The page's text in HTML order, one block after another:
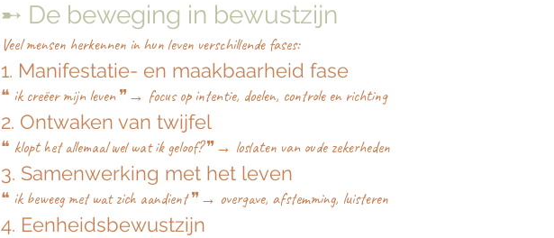
➸ De beweging in bewustzijn
Veel mensen herkennen in hun leven verschillende fases:
1. Manifestatie- en maakbaarheid fase
❝ ik creëer mijn leven ❞→ focus op intentie, doelen, controle en richting
2. Ontwaken van twijfel
❝ klopt het allemaal wel wat ik geloof? ❞→ loslaten van oude zekerheden
3. Samenwerking met het leven
❝ ik beweeg met wat zich aandient ❞→ overgave, afstemming, luisteren
4. Eenheidsbewustzijn